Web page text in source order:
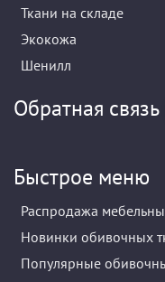
Ткани на складе
Экокожа
Шенилл
Обратная связь
Быстрое меню
Распродажа
Новинки обивочных
Популярные